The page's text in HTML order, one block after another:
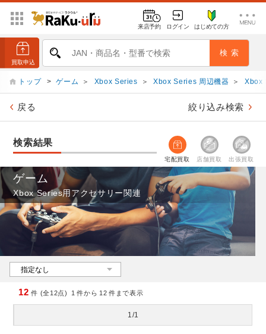
来店予約 ログイン はじめての方
トップ > ゲーム ＞ Xbox Series ＞ Xbox Series 周辺機器 ＞ Xbox
戻る 絞り込み検索
検索結果
宅配買取 店舗買取 出張買取
ゲーム
Xbox Series用アクセサリー関連
12 件 (全12点) 1 件から 12 件まで表示
1/1